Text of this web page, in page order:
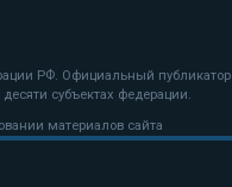
РФ. Официальный публикатор
субъектах федерации.
материалов сайта